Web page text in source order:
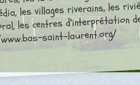
les villages riverains, les
les centres d'interprétation
saint-laurent.org/